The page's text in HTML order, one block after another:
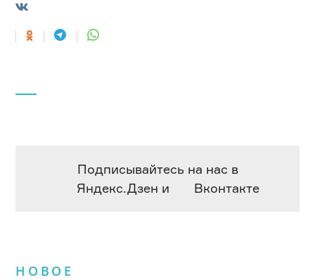
Подписывайтесь на нас в
Яндекс.Дзен и Вконтакте
НОВОЕ